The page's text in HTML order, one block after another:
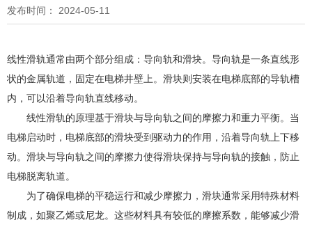
13925235098
发布时间： 2024-05-11
线性滑轨通常由两个部分组成：导向轨和滑块。导向轨是一条直线形
状的金属轨道，固定在电梯井壁上。滑块则安装在电梯底部的导轨槽
内，可以沿着导向轨直线移动。
线性滑轨的原理基于滑块与导向轨之间的摩擦力和重力平衡。当
电梯启动时，电梯底部的滑块受到驱动力的作用，沿着导向轨上下移
动。滑块与导向轨之间的摩擦力使得滑块保持与导向轨的接触，防止
电梯脱离轨道。
为了确保电梯的平稳运行和减少摩擦力，滑块通常采用特殊材料
制成，如聚乙烯或尼龙。这些材料具有较低的摩擦系数，能够减少滑